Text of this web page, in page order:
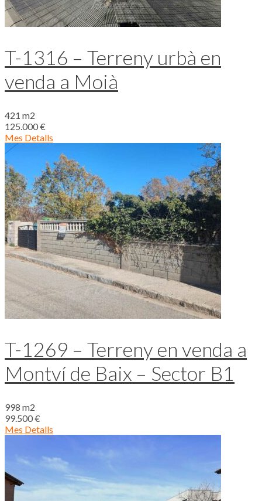
T-1316 – Terreny urbà en
venda a Moià
421 m2
125.000 €
Mes Detalls
T-1269 – Terreny en venda a
Montví de Baix – Sector B1
998 m2
99.500 €
Mes Detalls